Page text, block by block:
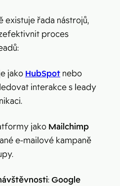
existuje řada nástrojů,
proces
jako HubSpot nebo
interakce s leady
jako Mailchimp
e-mailové kampaně
:Google